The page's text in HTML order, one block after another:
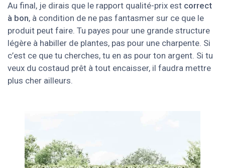
Au final, je dirais que le rapport qualité-prix est correct
à bon, à condition de ne pas fantasmer sur ce que le
produit peut faire. Tu payes pour une grande structure
légère à habiller de plantes, pas pour une charpente. Si
c’est ce que tu cherches, tu en as pour ton argent. Si tu
veux du costaud prêt à tout encaisser, il faudra mettre
plus cher ailleurs.